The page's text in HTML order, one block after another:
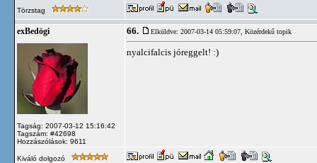
Törzstag
exBedögi
Tagság: 2007-03-12 15:16:42
Tagszám: #42698
Hozzászólások: 9611
66. Elküldve: 2007-03-14 05:59:07, Közérdekű topik
nyalcifalcis jóreggelt! :)
Kiváló dolgozó